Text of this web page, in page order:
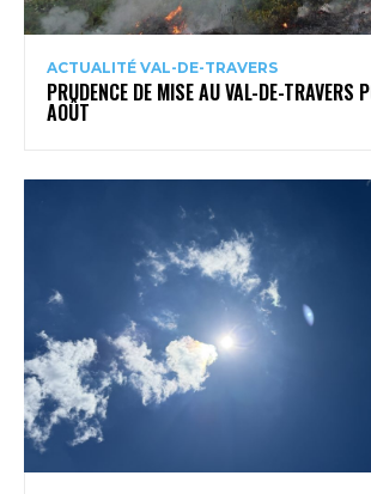
ACTUALITÉ VAL-DE-TRAVERS
PRUDENCE DE MISE AU VAL-DE-TRAVERS
AOÛT